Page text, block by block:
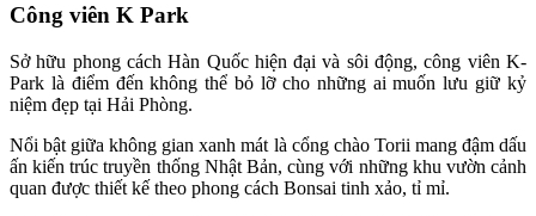
Công viên K Park
Sở hữu phong cách Hàn Quốc hiện đại và sôi động, công viên K-
Park là điểm đến không thể bỏ lỡ cho những ai muốn lưu giữ kỷ
niệm đẹp tại Hải Phòng.
Nổi bật giữa không gian xanh mát là cổng chào Torii mang đậm dấu
ấn kiến trúc truyền thống Nhật Bản, cùng với những khu vườn cảnh
quan được thiết kế theo phong cách Bonsai tinh xảo, tỉ mỉ.